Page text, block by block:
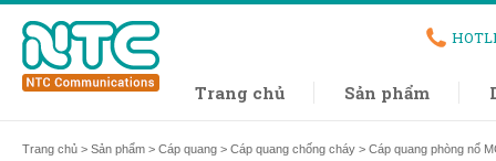
Trang chủ Sản phẩm
Trang chủ > Sản phẩm > Cáp quang > Cáp quang chống cháy > Cáp quang phòng nổ